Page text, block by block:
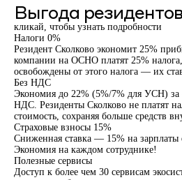
Выгода
кликай, чтобы узнать подробности
Налоги 0%
Резидент Сколково экономит 25%
компании на ОСНО платят 25%
освобождены от этого налога — их
Без НДС
Экономия до 22% (5%/7% для УСН) за
НДС. Резиденты Сколково не платят
стоимость, сохраняя больше средств
Страховые взносы 15%
Сниженная ставка — 15% на
Экономия на каждом сотруднике!
Полезные сервисы
Доступ к более чем 30 сервисам